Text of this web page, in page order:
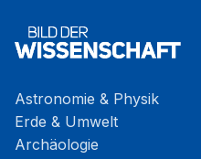
Astronomie & Physik
Erde & Umwelt
Archäologie